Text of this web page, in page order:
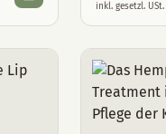
inkl. gesetzl. USt.